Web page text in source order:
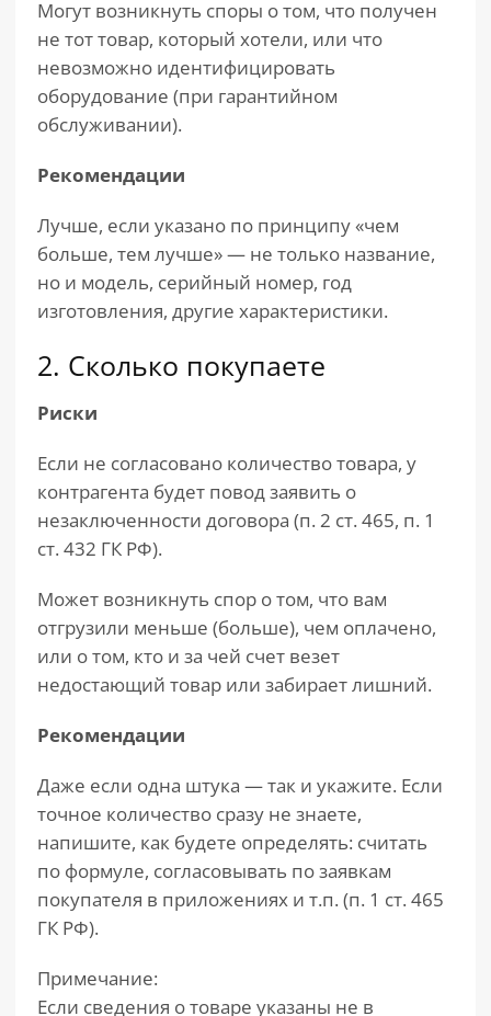
Могут возникнуть споры о том, что получен
не тот товар, который хотели, или что
невозможно идентифицировать
оборудование (при гарантийном
обслуживании).
Рекомендации
Лучше, если указано по принципу «чем
больше, тем лучше» — не только название,
но и модель, серийный номер, год
изготовления, другие характеристики.
2. Сколько покупаете
Риски
Если не согласовано количество товара, у
контрагента будет повод заявить о
незаключенности договора (п. 2 ст. 465, п. 1
ст. 432 ГК РФ).
Может возникнуть спор о том, что вам
отгрузили меньше (больше), чем оплачено,
или о том, кто и за чей счет везет
недостающий товар или забирает лишний.
Рекомендации
Даже если одна штука — так и укажите. Если
точное количество сразу не знаете,
напишите, как будете определять: считать
по формуле, согласовывать по заявкам
покупателя в приложениях и т.п. (п. 1 ст. 465
ГК РФ).
Примечание:
Если сведения о товаре указаны не в